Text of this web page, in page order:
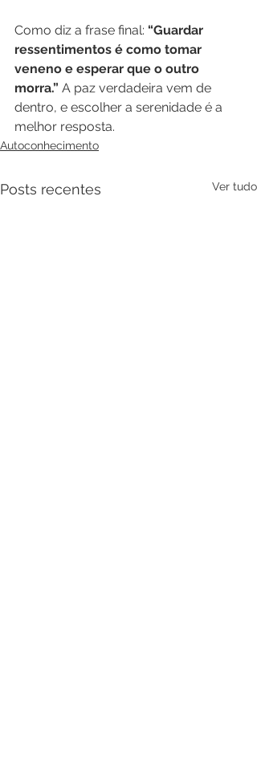
Como diz a frase final: “Guardar
ressentimentos é como tomar
veneno e esperar que o outro
morra.” A paz verdadeira vem de
dentro, e escolher a serenidade é a
melhor resposta.
Autoconhecimento
Posts recentes Ver tudo